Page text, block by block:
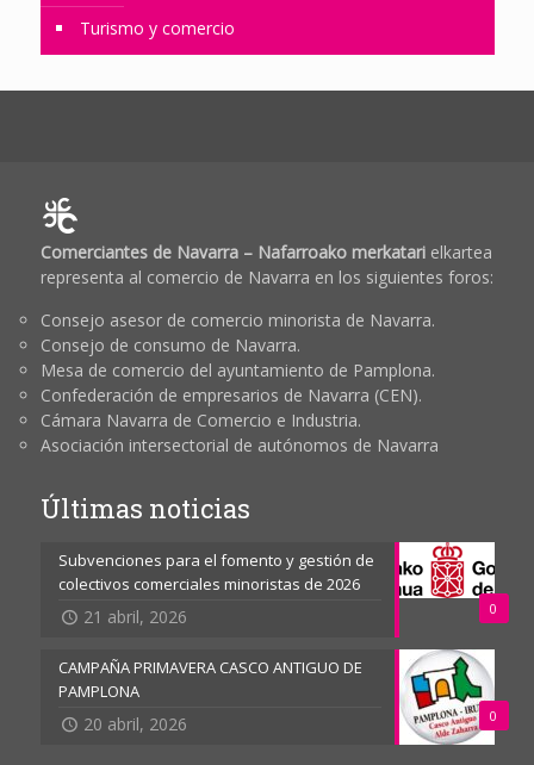
Turismo y comercio
Comerciantes de Navarra – Nafarroako merkatarielkartea
representa al comercio de Navarra en los siguientes foros:
Consejo asesor de comercio minorista de Navarra.
Consejo de consumo de Navarra.
Mesa de comercio del ayuntamiento de Pamplona.
Confederación de empresarios de Navarra (CEN).
Cámara Navarra de Comercio e Industria.
Asociación intersectorial de autónomos de Navarra
Últimas noticias
0
Subvenciones para el fomento y gestión de
colectivos comerciales minoristas de 2026
21 abril, 2026
0
CAMPAÑA PRIMAVERA CASCO ANTIGUO DE
PAMPLONA
20 abril, 2026